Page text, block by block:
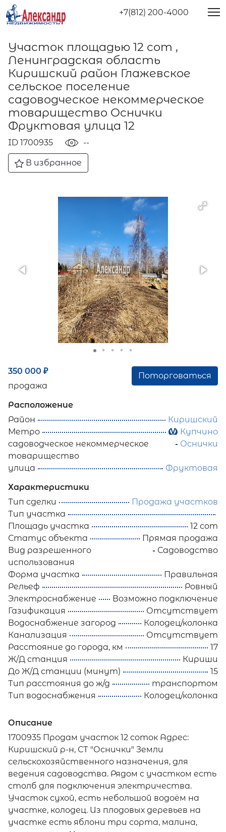
+7(812) 200-4000
Участок площадью 12 сот ,
Ленинградская область
Киришский район Глажевское
сельское поселение
садоводческое некоммерческое
товарищество Оснички
Фруктовая улица 12
ID 1700935 --
В избранное
350 000 ₽
продажа
Поторговаться
Расположение
Район
Киришский
Метро
Купчино
садоводческое некоммерческое
товарищество
Оснички
улица
Фруктовая
Характеристики
Тип сделки
Продажа участков
Тип участка
Площадь участка
12 сот
Статус объекта
Прямая продажа
Вид разрешенного
использования
Садоводство
Форма участка
Правильная
Рельеф
Ровный
Электроснабжение
Возможно подключение
Газификация
Отсутствует
Водоснабжение загород
Колодец/колонка
Канализация
Отсутствует
Расстояние до города, км
17
Ж/Д станция
Кириши
До Ж/Д станции (минут)
15
Тип расстояния до ж/д
транспортом
Тип водоснабжения
Колодец/колонка
Описание
1700935 Продам участок 12 соток Адрес:
Киришский р-н, СТ "Оснички" Земли
сельскохозяйственного назначения, для
ведения садоводства. Рядом с участком есть
столб для подключения электричества.
Участок сухой, есть небольшой водоём на
участке, колодец. Из плодовых деревьев на
участке есть яблони три сорта, малина,